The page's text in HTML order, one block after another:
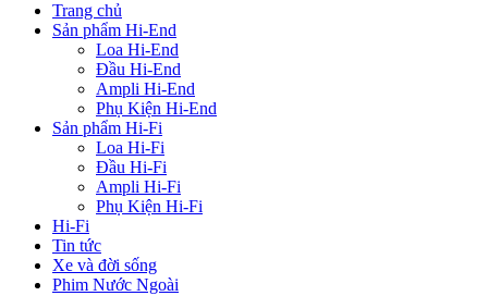
Trang chủ
Sản phẩm Hi-End
Loa Hi-End
Đầu Hi-End
Ampli Hi-End
Phụ Kiện Hi-End
Sản phẩm Hi-Fi
Loa Hi-Fi
Đầu Hi-Fi
Ampli Hi-Fi
Phụ Kiện Hi-Fi
Hi-Fi
Tin tức
Xe và đời sống
Phim Nước Ngoài